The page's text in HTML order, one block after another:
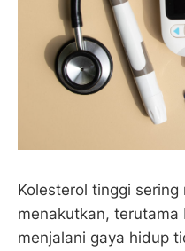
Kolesterol tinggi
menakutkan, terutama
menjalani gaya hidup